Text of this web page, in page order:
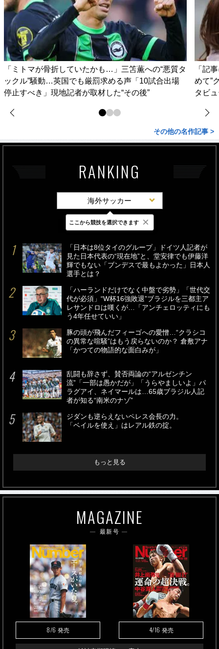
「ミトマが骨折していたかも…」三笘薫への“悪質タ
ックル”騒動…英国でも厳罰求める声「10試合出場
停止すべき」現地記者が取材した“その後”
「記
めて”
タビ
その他の名作記事 >
RANKING
海外サッカー
最新 24時間 週間
「日本は8位タイのグループ」ドイツ人記者が
見た日本代表の“現在地”と、堂安律でも伊藤洋
輝でもない「ブンデスで最もよかった」日本人
選手とは？
「ハーランドだけでなく中盤で劣勢」「世代交
代が必須」“W杯16強敗退”ブラジルを三都主ア
レサンドロは嘆くが…「アンチェロッティにも
う4年任せていい」
豚の頭が飛んだフィーゴへの愛憎…“クラシコ
の異常な喧騒”はもう戻らないのか？ 倉敷アナ
「かつての物語的な面白みが」
乱闘も辞さず、賛否両論の“アルゼンチン
流”「一部は愚かだが」「うらやましいよ」パ
ラグアイ、ネイマールは…65歳ブラジル人記
者が知る“南米のナゾ”
ジダンも逆らえないペレス会長の力。
「ベイルを使え」はレアル鉄の掟。
もっと見る
MAGAZINE
最新号
8/6 発売 4/16 発売
ここから競技を選択できます ×